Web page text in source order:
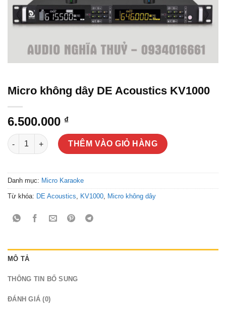
Micro không dây DE Acoustics KV1000
6.500.000 ₫
Micro không dây DE Acoustics KV1000 số lượng
THÊM VÀO GIỎ HÀNG
Danh mục: Micro Karaoke
Từ khóa: DE Acoustics KV1000 Micro không dây
MÔ TẢ
THÔNG TIN BỔ SUNG
ĐÁNH GIÁ (0)